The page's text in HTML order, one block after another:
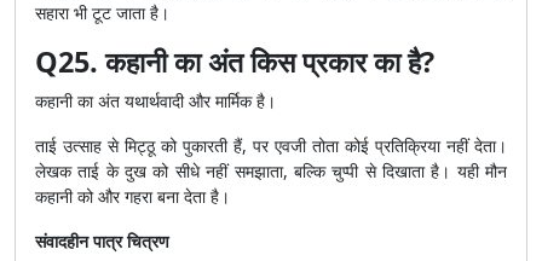
सहारा भी टूट जाता है।
Q25. कहानी का अंत किस प्रकार का है?
कहानी का अंत यथार्थवादी और मार्मिक है।
ताई उत्साह से मिट्ठू को पुकारती हैं, पर एवजी तोता कोई प्रतिक्रिया नहीं देता।
लेखक ताई के दुख को सीधे नहीं समझाता, बल्कि चुप्पी से दिखाता है। यही मौन
कहानी को और गहरा बना देता है।
संवादहीन पात्र चित्रण